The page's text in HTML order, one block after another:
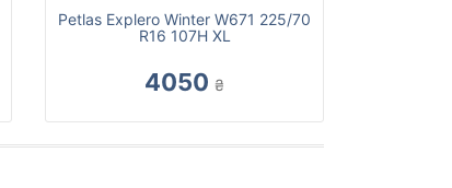
Petlas Explero Winter W671 225/70
R16 107H XL
4050 ₴